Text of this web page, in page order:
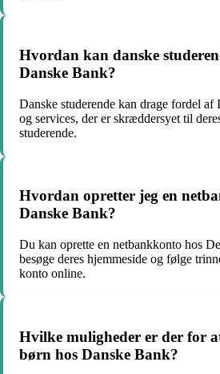
Hvordan kan danske
Danske Bank?
Danske studerende kan drage fordel
og services, der er skræddersyet til
studerende.
Hvordan opretter jeg en
Danske Bank?
Du kan oprette en netbankkonto hos
besøge deres hjemmeside og følge
konto online.
Hvilke muligheder er der for
børn hos Danske Bank?